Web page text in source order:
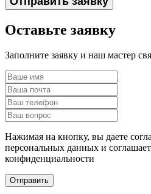
Оставьте заявку
Заполните заявку и наш мастер
Нажимая на кнопку, вы даете
персональных данных и
конфиденциальности
Отправить